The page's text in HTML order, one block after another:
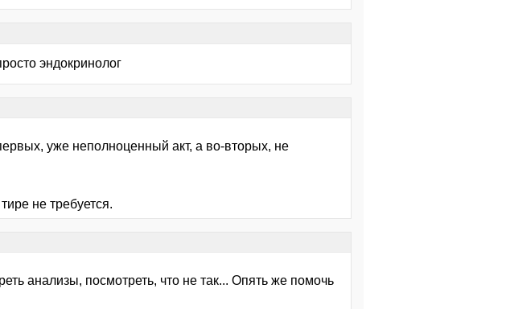
эндокринолог
уже неполноценный акт, а во-вторых, не
не требуется.
анализы, посмотреть, что не так... Опять же помочь